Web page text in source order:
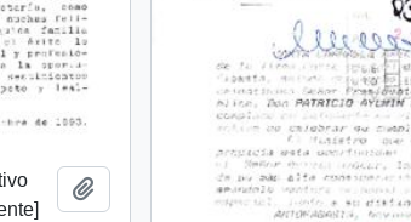
Añadir al portapapeles